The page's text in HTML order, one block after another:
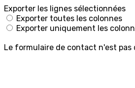
Exporter les lignes sélectionnées
Exporter toutes les colonnes
Exporter uniquement les
Le formulaire de contact n'est pas